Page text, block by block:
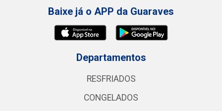
Baixe já o APP da Guaraves
Departamentos
RESFRIADOS
CONGELADOS